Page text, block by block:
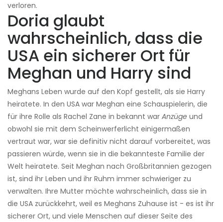
verloren.
Doria glaubt
wahrscheinlich, dass die
USA ein sicherer Ort für
Meghan und Harry sind
Meghans Leben wurde auf den Kopf gestellt, als sie Harry
heiratete. In den USA war Meghan eine Schauspielerin, die
für ihre Rolle als Rachel Zane in bekannt war Anzüge und
obwohl sie mit dem Scheinwerferlicht einigermaßen
vertraut war, war sie definitiv nicht darauf vorbereitet, was
passieren würde, wenn sie in die bekannteste Familie der
Welt heiratete. Seit Meghan nach Großbritannien gezogen
ist, sind ihr Leben und ihr Ruhm immer schwieriger zu
verwalten. Ihre Mutter möchte wahrscheinlich, dass sie in
die USA zurückkehrt, weil es Meghans Zuhause ist - es ist ihr
sicherer Ort, und viele Menschen auf dieser Seite des